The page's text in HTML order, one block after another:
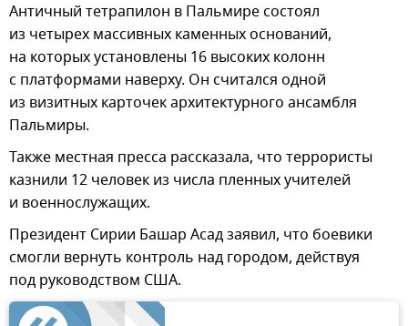
Античный тетрапилон в Пальмире состоял
из четырех массивных каменных оснований,
на которых установлены 16 высоких колонн
с платформами наверху. Он считался одной
из визитных карточек архитектурного ансамбля
Пальмиры.
Также местная пресса рассказала, что террористы
казнили 12 человек из числа пленных учителей
и военнослужащих.
Президент Сирии Башар Асад заявил, что боевики
смогли вернуть контроль над городом, действуя
под руководством США.